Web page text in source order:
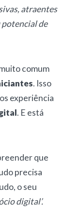
atraentes
potencial de
comum
. Isso
experiência
. E está
que
precisa
o seu
digital’.